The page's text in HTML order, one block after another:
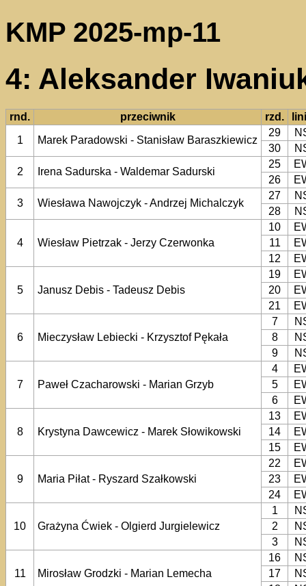
KMP 2025-mp-11
4: Aleksander
rnd. przeciwnik rzd.
1
Marek Paradowski - Stanisław Baraszkiewicz
29
30
2
Irena Sadurska - Waldemar Sadurski
25
26
3
Wiesława Nawojczyk - Andrzej Michalczyk
27
28
4 Wiesław Pietrzak - Jerzy Czerwonka
10
11
12
5 Janusz Debis - Tadeusz Debis
19
20
21
6 Mieczysław Lebiecki - Krzysztof Pękała
7
8
9
7 Paweł Czacharowski - Marian Grzyb
4
5
6
8 Krystyna Dawcewicz - Marek Słowikowski
13
14
15
9 Maria Piłat - Ryszard Szałkowski
22
23
24
10 Grażyna Ćwiek - Olgierd Jurgielewicz
1
2
3
11 Mirosław Grodzki - Marian Lemecha
16
17